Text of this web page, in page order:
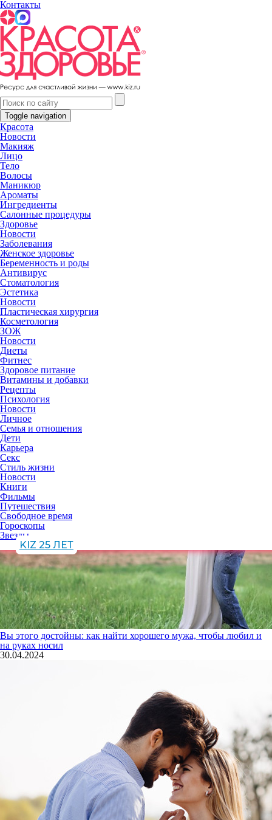
Контакты
Toggle navigation
Красота
Новости
Макияж
Лицо
Тело
Волосы
Маникюр
Ароматы
Ингредиенты
Салонные процедуры
Здоровье
Новости
Заболевания
Женское здоровье
Беременность и роды
Антивирус
Стоматология
Эстетика
Новости
Пластическая хирургия
Косметология
ЗОЖ
Новости
Диеты
Фитнес
Здоровое питание
Витамины и добавки
Рецепты
Психология
Новости
Личное
Семья и отношения
Дети
Карьера
Секс
Стиль жизни
Новости
Книги
Фильмы
Путешествия
Свободное время
Гороскопы
Звезды
KIZ 25 ЛЕТ
Главная
Колумнисты
Колумнист
Рыбникова Марина
Коуч
Создатель Международной Ассоциации Neo Lady.
Сертифицированный коуч, гипнотерапевт
Все публикации колумниста
Вы этого достойны: как найти хорошего мужа, чтобы любил и
на руках носил
30.04.2024